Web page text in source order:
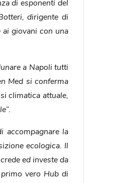
di esponenti del
dirigente di
ai giovani con una
a Napoli tutti
Med si conferma
climatica attuale,
”.
accompagnare la
ecologica. Il
ed investe da
vero Hub di